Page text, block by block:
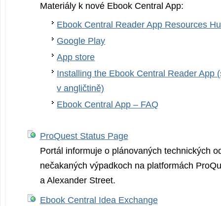
Materiály k nové Ebook Central App:
Ebook Central Reader App Resources
Google Play
App store
Installing the Ebook Central Reader App
v angličtině)
Ebook Central App – FAQ
ProQuest Status Page
Portál informuje o plánovaných technických
nečakaných výpadkoch na platformách
a Alexander Street.
Ebook Central Idea Exchange